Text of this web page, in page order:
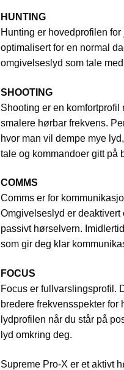
HUNTING
Hunting er hovedprofilen
optimalisert for en normal
omgivelseslyd som tale
SHOOTING
Shooting er en
smalere hørbar frekvens.
hvor man vil dempe mye
tale og kommandoer gitt på
COMMS
Comms er for
Omgivelseslyd er
passivt hørselvern.
som gir deg klar
FOCUS
Focus er fullvarslingsprofil.
bredere frekvensspekter
lydprofilen når du står på
lyd omkring deg.
Supreme Pro-X er et aktivt